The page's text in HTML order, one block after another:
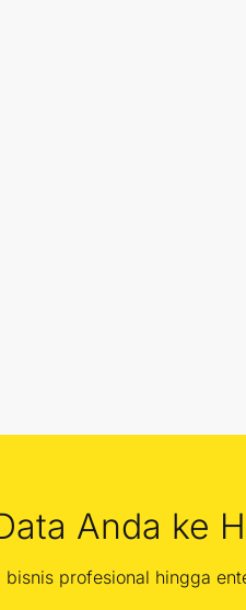
Anda ke
profesional hingga